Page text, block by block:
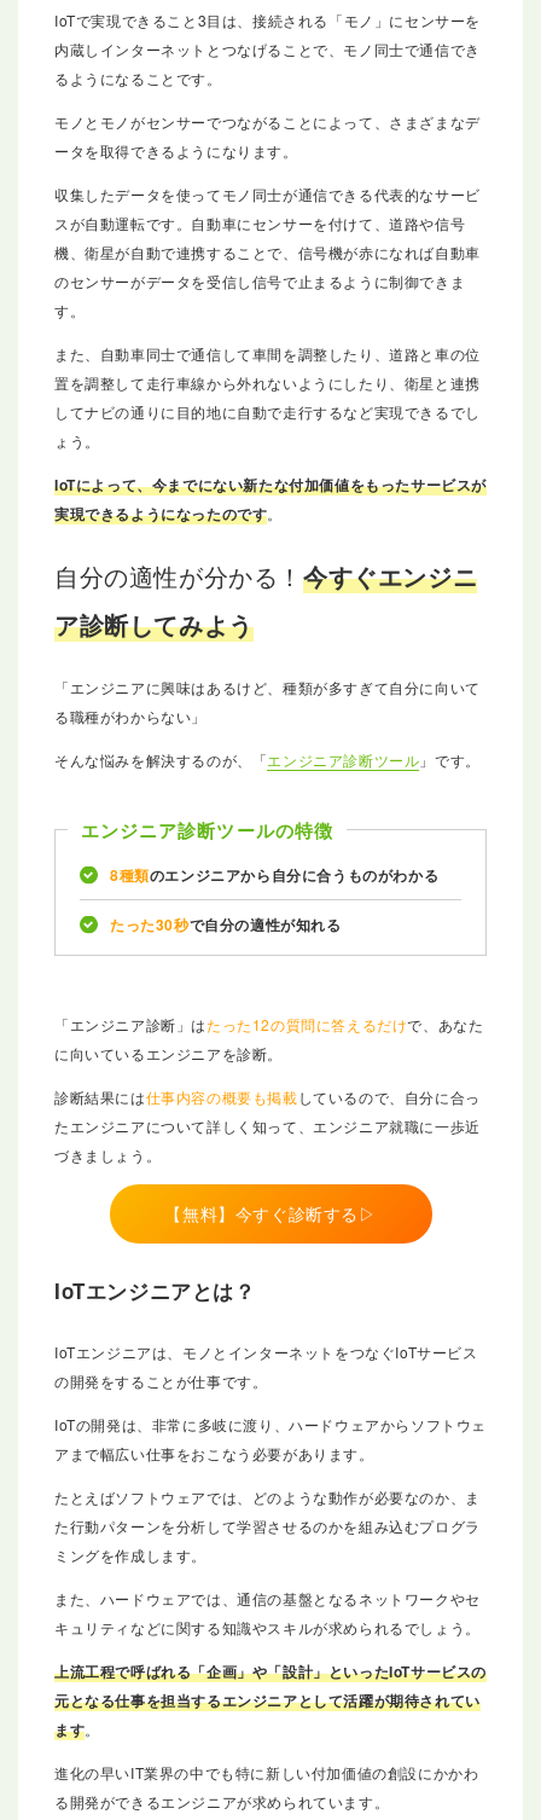
IoTで実現できること3目は、接続される「モノ」にセンサーを
内蔵しインターネットとつなげることで、モノ同士で通信でき
るようになることです。
モノとモノがセンサーでつながることによって、さまざまなデ
ータを取得できるようになります。
収集したデータを使ってモノ同士が通信できる代表的なサービ
スが自動運転です。自動車にセンサーを付けて、道路や信号
機、衛星が自動で連携することで、信号機が赤になれば自動車
のセンサーがデータを受信し信号で止まるように制御できま
す。
また、自動車同士で通信して車間を調整したり、道路と車の位
置を調整して走行車線から外れないようにしたり、衛星と連携
してナビの通りに目的地に自動で走行するなど実現できるでし
ょう。
IoTによって、今までにない新たな付加価値をもったサービスが
実現できるようになったのです。
自分の適性が分かる！ 今すぐエンジニ
ア診断してみよう
「エンジニアに興味はあるけど、種類が多すぎて自分に向いて
る職種がわからない」
そんな悩みを解決するのが、「エンジニア診断ツール 」です。
エンジニア診断ツールの特徴
8種類のエンジニアから自分に合うものがわかる
たった30秒で自分の適性が知れる
「エンジニア診断」はたった12の質問に答えるだけで、あなた
に向いているエンジニアを診断。
診断結果には仕事内容の概要も掲載しているので、自分に合っ
たエンジニアについて詳しく知って、エンジニア就職に一歩近
づきましょう。
【無料】今すぐ診断する▷
IoTエンジニアとは？
IoTエンジニアは、モノとインターネットをつなぐIoTサービス
の開発をすることが仕事です。
IoTの開発は、非常に多岐に渡り、ハードウェアからソフトウェ
アまで幅広い仕事をおこなう必要があります。
たとえばソフトウェアでは、どのような動作が必要なのか、ま
た行動パターンを分析して学習させるのかを組み込むプログラ
ミングを作成します。
また、ハードウェアでは、通信の基盤となるネットワークやセ
キュリティなどに関する知識やスキルが求められるでしょう。
上流工程で呼ばれる「企画」や「設計」といったIoTサービスの
元となる仕事を担当するエンジニアとして活躍が期待されてい
ます。
進化の早いIT業界の中でも特に新しい付加価値の創設にかかわ
る開発ができるエンジニアが求められています。